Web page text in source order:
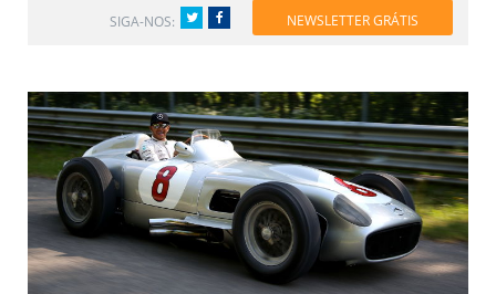
SIGA-NOS: TwitterFacebook NEWSLETTER GRÁTIS